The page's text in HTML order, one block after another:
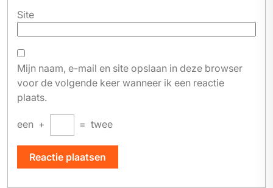
Site
Mijn naam, e-mail en site opslaan in deze browser
voor de volgende keer wanneer ik een reactie
plaats.
een + = twee